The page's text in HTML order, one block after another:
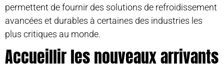
permettent de fournir des solutions de refroidissement
avancées et durables à certaines des industries les
plus critiques au monde.
Accueillir les nouveaux arrivants